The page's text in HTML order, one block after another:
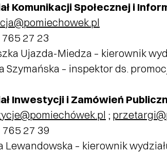
Komunikacji Społecznej i
765 27 23
Ujazda-Miedza – kierownik
Szymańska – inspektor ds.
Inwestycji i Zamówień
;
765 27 39
Lewandowska – kierownik